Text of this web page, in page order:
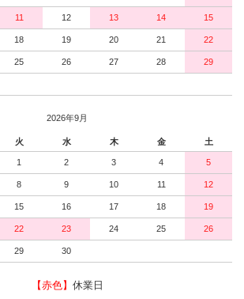
11 12 13 14 15
18 19 20 21 22
25 26 27 28 29
2026年9月
火 水 木 金 土
1 2 3 4 5
8 9 10 11 12
15 16 17 18 19
22 23 24 25 26
29 30
【赤色】 休業日